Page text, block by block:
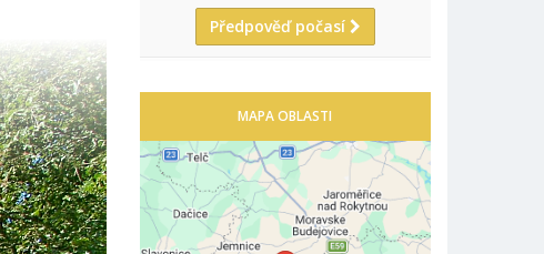
Předpověď počasí
MAPA OBLASTI